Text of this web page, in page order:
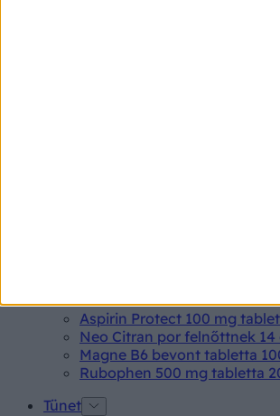
Aspirin Protect 100 mg
Neo Citran por felnőttnek 14
Magne B6 bevont tabletta
Rubophen 500 mg tabletta
Tünet